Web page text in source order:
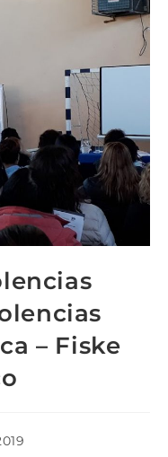
– Fiske